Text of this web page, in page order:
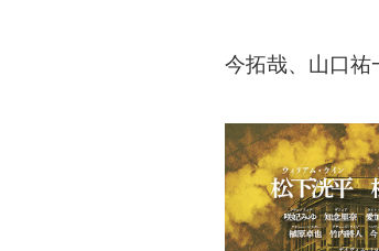
今拓哉、山口祐